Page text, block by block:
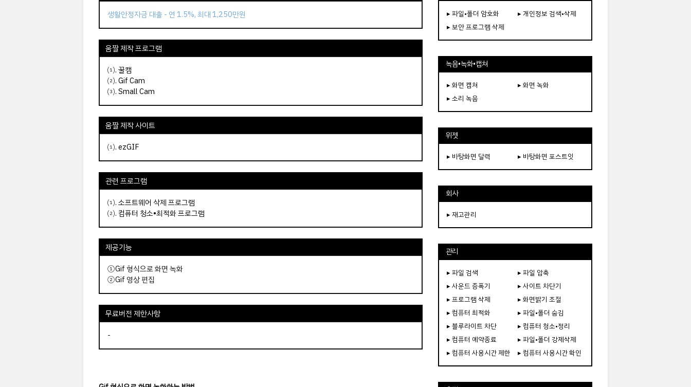
생활안정자금 대출 - 연 1.5%, 최대 1,250만원
움짤 제작 프로그램
⑴.꿀캠
⑵.Gif Cam
⑶.Small Cam
움짤 제작 사이트
⑴.ezGIF
관련 프로그램
⑴.소프트웨어 삭제 프로그램
⑵. 컴퓨터 청소•최적화 프로그램
제공기능
①Gif 형식으로 화면 녹화
②Gif 영상 편집
무료버전 제한사항
-
▸ 파일•폴더 암호화
▸ 개인정보 검색•삭제
▸ 보안 프로그램 삭제
녹음•녹화•캡쳐
▸ 화면 캡쳐
▸ 화면 녹화
▸ 소리 녹음
위젯
▸ 바탕화면 달력 ▸ 바탕화면 포스트잇
회사
▸ 재고관리
관리
▸ 파일 검색
▸ 파일 압축
▸ 사운드 증폭기
▸ 사이트 차단기
▸ 프로그램 삭제
▸ 화면밝기 조절
▸ 컴퓨터 최적화
▸ 파일•폴더 숨김
▸ 블루라이트 차단
▸ 컴퓨터 청소•정리
▸ 컴퓨터 예약종료
▸ 파일•폴더 강제삭제
▸ 컴퓨터 사용시간 제한
▸ 컴퓨터 사용시간 확인